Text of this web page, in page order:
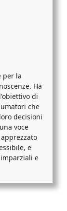
per la
Ha
di
che
decisioni
voce
e
e